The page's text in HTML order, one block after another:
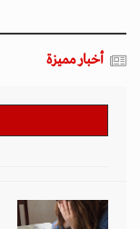
أخبار مميزة